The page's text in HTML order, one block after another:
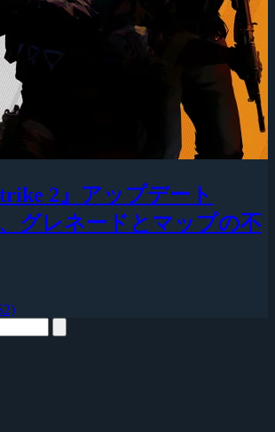
2』アップデート
、グレネードとマップの不